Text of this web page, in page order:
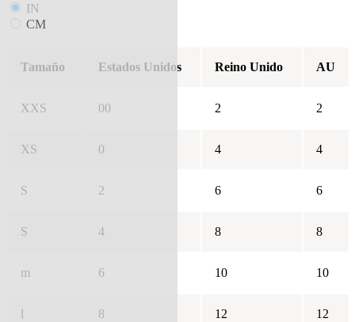
IN
CM
Tamaño Estados Unidos Reino Unido AU
XXS 00 2 2
XS 0 4 4
S 2 6 6
S 4 8 8
m 6 10 10
l 8 12 12